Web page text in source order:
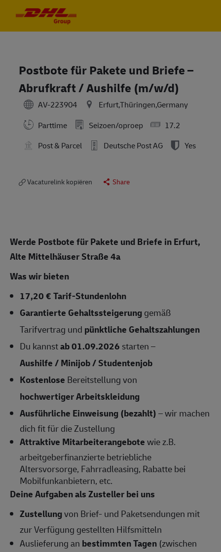
Postbote für Pakete und Briefe –
Abrufkraft / Aushilfe (m/w/d)
AV-223904
Erfurt,Thüringen,Germany
Parttime
Seizoen/oproep
17.2
Post & Parcel
Deutsche Post AG Yes
Vacaturelink kopiëren Share
Werde Postbote für Pakete und Briefe in Erfurt,
Alte Mittelhäuser Straße 4a
Was wir bieten
17,20 € Tarif-Stundenlohn
Garantierte Gehaltssteigerunggemäß
Tarifvertrag und pünktliche Gehaltszahlungen
Du kannstab 01.09.2026 starten –
Aushilfe / Minijob / Studentenjob
Kostenlose Bereitstellung von
hochwertiger Arbeitskleidung
Ausführliche Einweisung (bezahlt)– wir machen
dich fit für die Zustellung
Attraktive Mitarbeiterangebotewie z.B.
arbeitgeberfinanzierte betriebliche
Altersvorsorge, Fahrradleasing, Rabatte bei
Mobilfunkanbietern, etc.
Deine Aufgaben als Zusteller bei uns
Zustellungvon Brief- und Paketsendungen mit
zur Verfügung gestellten Hilfsmitteln
Auslieferung an bestimmten Tagen (zwischen